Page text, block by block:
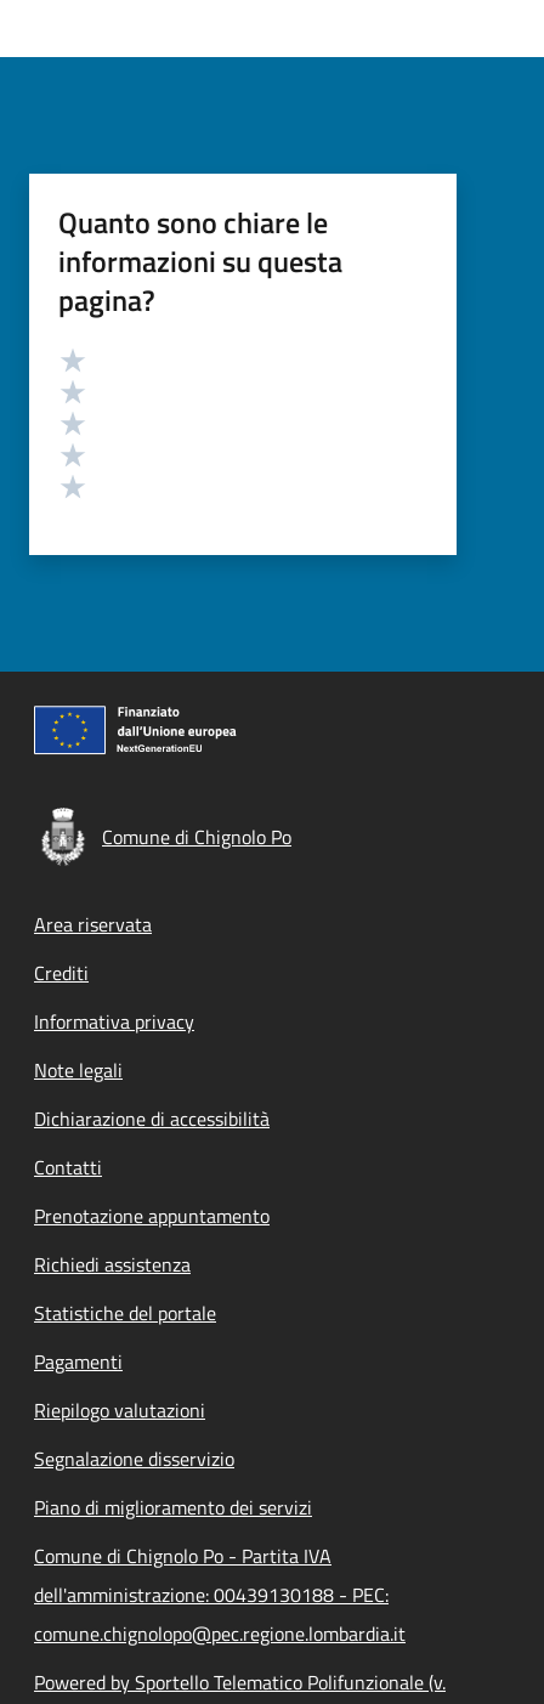
Quanto sono chiare le
informazioni su questa
pagina?
Valutazione
Comune di Chignolo Po
Footer menu
Area riservata
Crediti
Informativa privacy
Note legali
Dichiarazione di accessibilità
Contatti
Prenotazione appuntamento
Richiedi assistenza
Statistiche del portale
Pagamenti
Riepilogo valutazioni
Segnalazione disservizio
Piano di miglioramento dei servizi
Comune di Chignolo Po - Partita IVA
dell'amministrazione: 00439130188 - PEC:
comune.chignolopo@pec.regione.lombardia.it
Powered by Sportello Telematico Polifunzionale (v.